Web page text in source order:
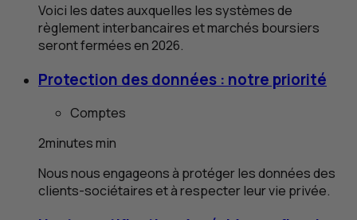
Voici les dates auxquelles les systèmes de
règlement interbancaires et marchés boursiers
seront fermées en 2026.
Protection des données : notre priorité
Comptes
2minutesmin
Nous nous engageons à protéger les données des
clients-sociétaires et à respecter leur vie privée.